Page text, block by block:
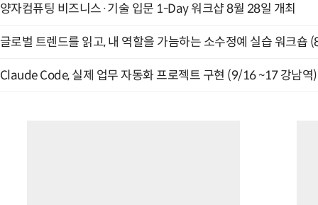
양자컴퓨팅 비즈니스·기술 입문 1-Day 워크샵 8월 28일 개최
글로벌 트렌드를 읽고, 내 역할을 가늠하는 소수정예 실습 워크숍
Claude Code, 실제 업무 자동화 프로젝트 구현 (9/16 ~17 강남역)